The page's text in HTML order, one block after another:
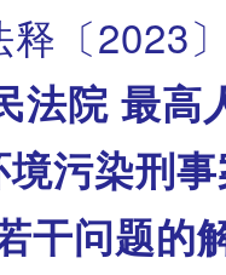
释〔2023
法院 最高
污染刑
干问题的